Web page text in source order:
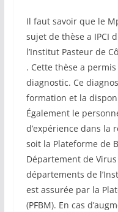
Il faut savoir que le
sujet de thèse a IPCI
l’Institut Pasteur de
. Cette thèse a
diagnostic. Ce
formation et la
Également le
d’expérience dans la
soit la Plateforme de
Département de
départements de
est assurée par la
(PFBM). En cas